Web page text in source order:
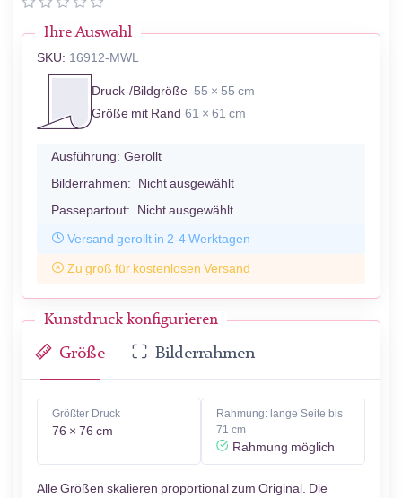
Ihre Auswahl
SKU: 16912-MWL
Druck-/Bildgröße 55 × 55 cm
Größe mit Rand 61 × 61 cm
Ausführung: Gerollt
Bilderrahmen: Nicht ausgewählt
Passepartout: Nicht ausgewählt
Versand gerollt in 2-4 Werktagen
Zu groß für kostenlosen Versand
Kunstdruck konfigurieren
Größe Bilderrahmen
Größter Druck
76 × 76 cm
Rahmung: lange Seite bis
71 cm
Rahmung möglich
Alle Größen skalieren proportional zum Original. Die